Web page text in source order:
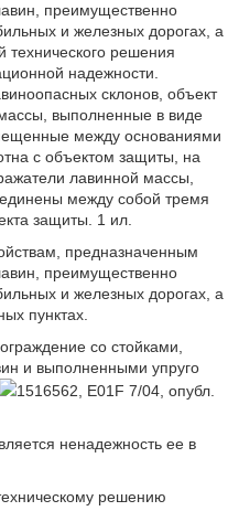
преимущественно
и железных дорогах, а
технического решения
надежности.
склонов, объект
выполненные в виде
между основаниями
с объектом защиты, на
лавинной массы,
между собой тремя
защиты. 1 ил.
предназначенным
преимущественно
и железных дорогах, а
пунктах.
со стойками,
и выполненными упруго
1516562, E01F 7/04, опубл.
ненадежность ее в
решению